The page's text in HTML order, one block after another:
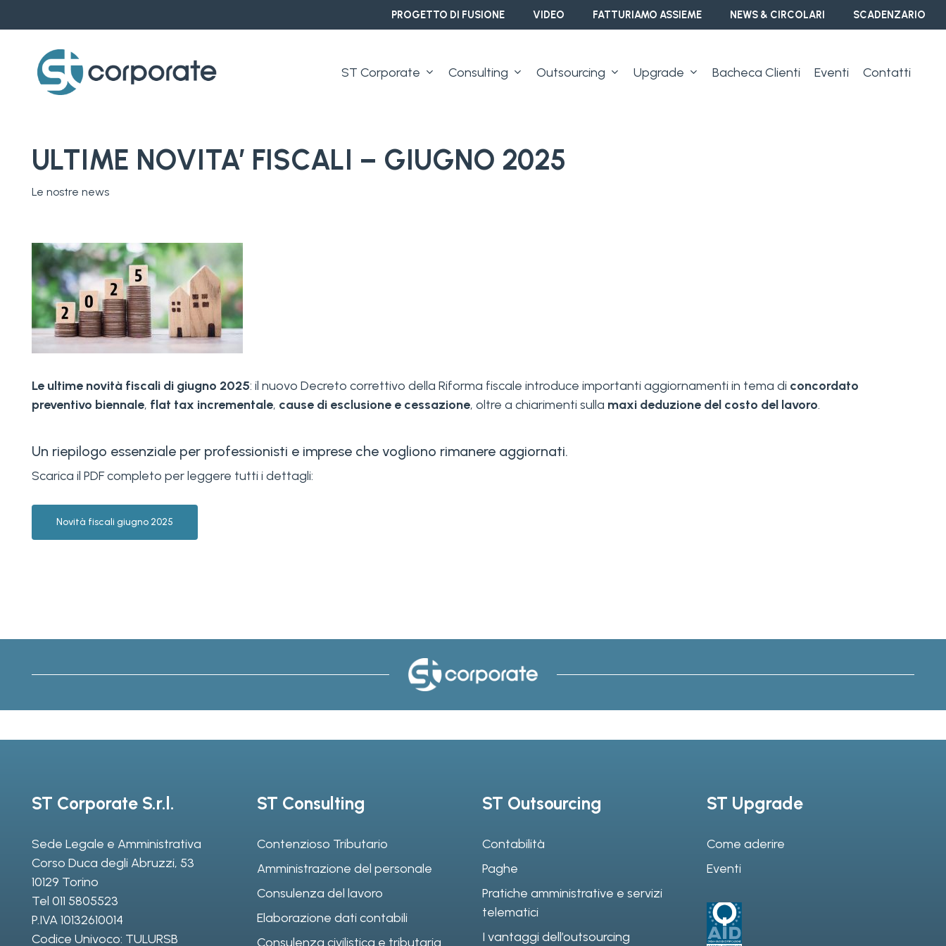
to
content
PROGETTO DI FUSIONE VIDEO FATTURIAMO ASSIEME NEWS & CIRCOLARI SCADENZARIO
ST Corporate Consulting Outsourcing Upgrade Bacheca Clienti Eventi Contatti
ULTIME NOVITA’ FISCALI – GIUGNO 2025
Le nostre news
Le ultime novità fiscali di giugno 2025: il nuovo Decreto correttivo della Riforma fiscale introduce importanti aggiornamenti in tema di concordato
preventivo biennale, flat tax incrementale, cause di esclusione e cessazione, oltre a chiarimenti sulla maxi deduzione del costo del lavoro.
Un riepilogo essenziale per professionisti e imprese che vogliono rimanere aggiornati.
Scarica il PDF completo per leggere tutti i dettagli:
Novità fiscali giugno 2025
ST Corporate S.r.l.
Sede Legale e Amministrativa
Corso Duca degli Abruzzi, 53
10129 Torino
Tel 011 5805523
P.IVA 10132610014
Codice Univoco: TULURSB
ST Consulting
Contenzioso Tributario
Amministrazione del personale
Consulenza del lavoro
Elaborazione dati contabili
Consulenza civilistica e tributaria
ST Outsourcing
Contabilità
Paghe
Pratiche amministrative e servizi
telematici
I vantaggi dell’outsourcing
ST Upgrade
Come aderire
Eventi